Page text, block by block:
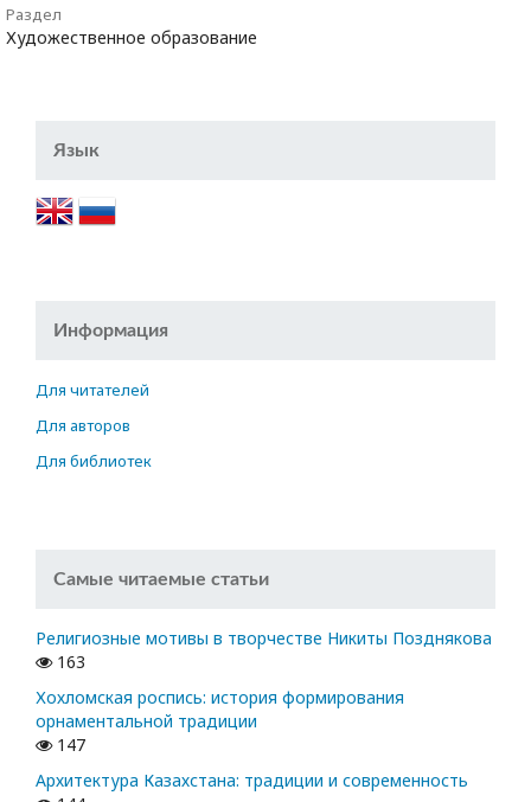
Раздел
Художественное образование
Язык
Информация
Для читателей
Для авторов
Для библиотек
Самые читаемые статьи
Религиозные мотивы в творчестве Никиты Позднякова
163
Хохломская роспись: история формирования
орнаментальной традиции
147
Архитектура Казахстана: традиции и современность